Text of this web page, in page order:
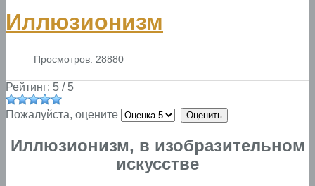
Иллюзионизм
Просмотров: 28880
Рейтинг: 5 / 5
Пожалуйста, оцените
Иллюзионизм, в изобразительном
искусстве